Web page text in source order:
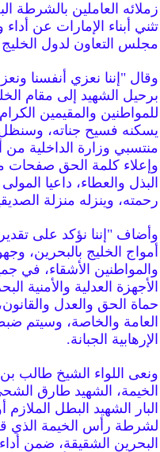
زملائه العاملين بالشرطة
تثني أبناء الإمارات عن
مجلس التعاون لدول الخليج
وقال "إننا نعزي أنفسنا
برحيل الشهيد إلى مقام
للمواطنين والمقيمين
يسكنه فسيح جناته،
منتسبي وزارة الداخلية
وإعلاء كلمة الحق صفحات
البذل والعطاء، داعيا
رحمته، وينزله منزلة
وأضاف "إننا نؤكد على
أمواج الخليج بالبحرين،
والمواطنين الأشقاء، في
الأجهزة العدلية والأمنية
حماة الحق والعدل
العامة والخاصة، وسيتم
الإرهابية الجبانة.
ونعى اللواء الشيخ طالب
الخيمة، الشهيد طارق
البار الشهيد البطل
لشرطة رأس الخيمة
البحرين الشقيقة، ضمن